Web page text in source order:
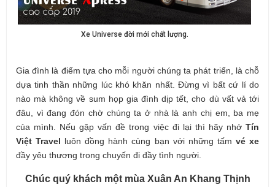
Xe Universe đời mới chất lượng.
Gia đình là điểm tựa cho mỗi người chúng ta phát triển, là chỗ
dựa tinh thần những lúc khó khăn nhất. Đừng vì bất cứ lí do
nào mà không về sum họp gia đình dịp tết, cho dù vất vả tới
đâu, vì đang đón chờ chúng ta ở nhà là anh chị em, ba mẹ
của mình. Nếu gặp vấn đề trong việc đi lại thì hãy nhớ Tín
Việt Travel luôn đồng hành cùng bạn với những tấm vé xe
đầy yêu thương trong chuyến đi đầy tình người.
Chúc quý khách một mùa Xuân An Khang Thịnh